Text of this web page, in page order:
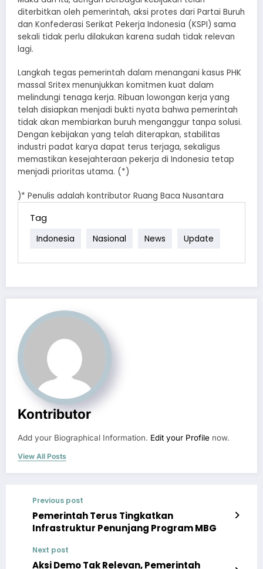
diterbitkan oleh pemerintah, aksi protes dari Partai Buruh
dan Konfederasi Serikat Pekerja Indonesia (KSPI) sama
sekali tidak perlu dilakukan karena sudah tidak relevan
lagi.
Langkah tegas pemerintah dalam menangani kasus PHK
massal Sritex menunjukkan komitmen kuat dalam
melindungi tenaga kerja. Ribuan lowongan kerja yang
telah disiapkan menjadi bukti nyata bahwa pemerintah
tidak akan membiarkan buruh menganggur tanpa solusi.
Dengan kebijakan yang telah diterapkan, stabilitas
industri padat karya dapat terus terjaga, sekaligus
memastikan kesejahteraan pekerja di Indonesia tetap
menjadi prioritas utama. (*)
)* Penulis adalah kontributor Ruang Baca Nusantara
Tag
Indonesia Nasional News Update
Kontributor
Add your Biographical Information. Edit your Profile now.
View All Posts
Previous post
Pemerintah Terus Tingkatkan
Infrastruktur Penunjang Program MBG
Next post
Aksi Demo Tak Relevan, Pemerintah